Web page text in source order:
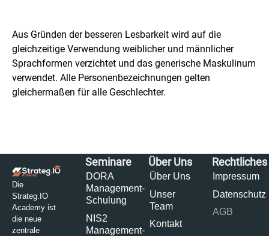
Aus Gründen der besseren Lesbarkeit wird auf die
gleichzeitige Verwendung weiblicher und männlicher
Sprachformen verzichtet und das generische Maskulinum
verwendet. Alle Personenbezeichnungen gelten
gleichermaßen für alle Geschlechter.
Die
Strateg.IO
Academy ist
die neue
zentrale
Seminare
DORA
Management-
Schulung
NIS2
Management-
Über Uns
Über Uns
Unser
Team
Kontakt
Rechtliches
Impressum
Datenschutz
AGB